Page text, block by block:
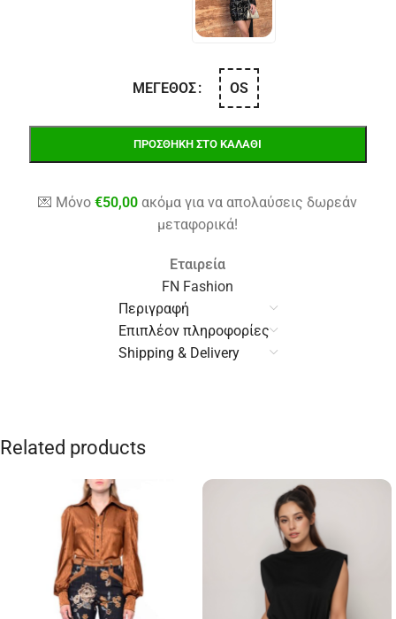
ΜΈΓΕΘΟΣ OS
ΠΡΟΣΘΉΚΗ ΣΤΟ ΚΑΛΆΘΙ
💌 Μόνο€50,00 ακόμα για να απολαύσεις δωρεάν
μεταφορικά!
Εταιρεία
FN Fashion
Περιγραφή
Επιπλέον πληροφορίες
Shipping & Delivery
Related products